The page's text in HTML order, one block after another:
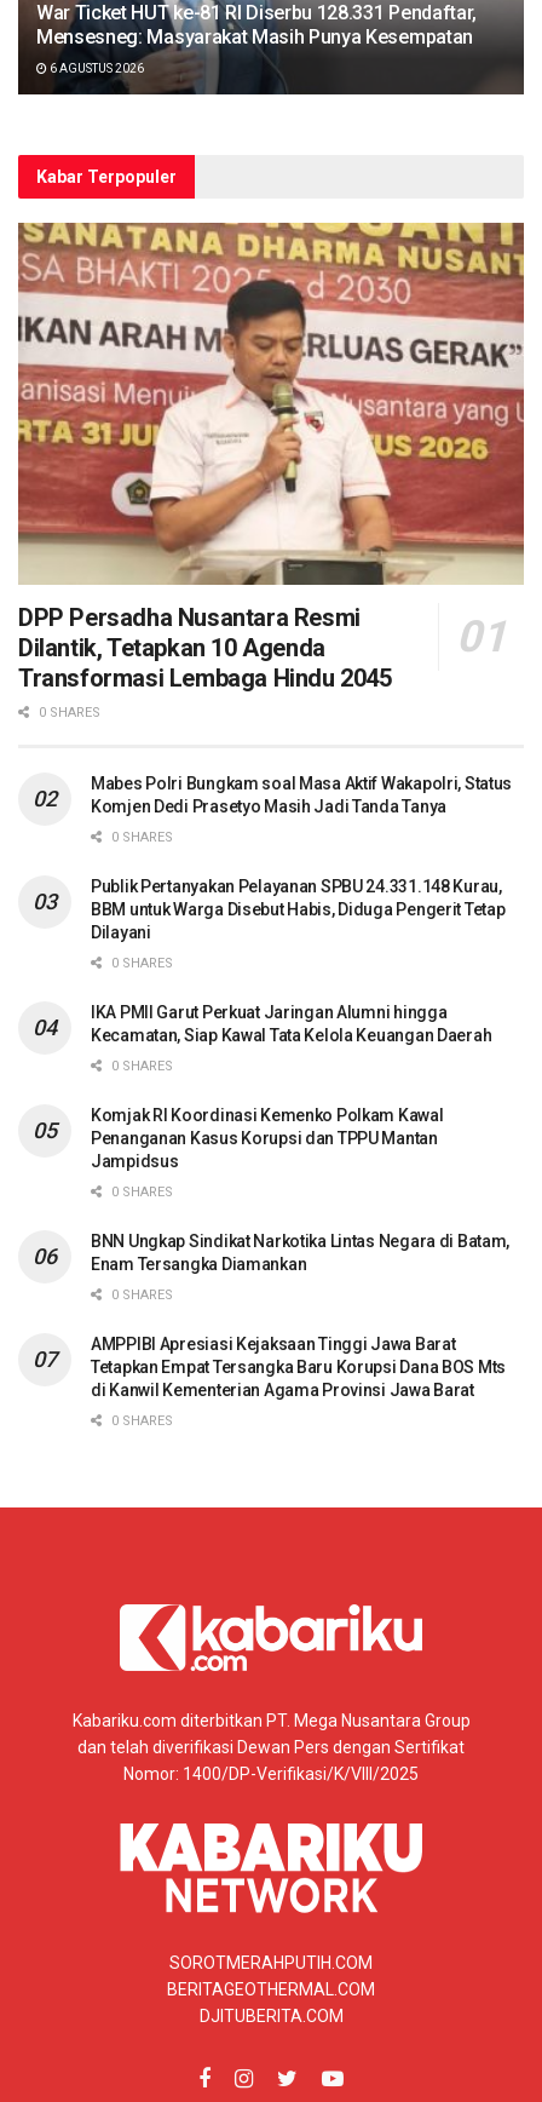
War Ticket HUT ke-81 RI Diserbu 128.331 Pendaftar,
Mensesneg: Masyarakat Masih Punya Kesempatan
6 AGUSTUS 2026
Kabar Terpopuler
DPP Persadha Nusantara Resmi
Dilantik, Tetapkan 10 Agenda
Transformasi Lembaga Hindu 2045
0 SHARES
Mabes Polri Bungkam soal Masa Aktif Wakapolri, Status
Komjen Dedi Prasetyo Masih Jadi Tanda Tanya
0 SHARES
Publik Pertanyakan Pelayanan SPBU 24.331.148 Kurau,
BBM untuk Warga Disebut Habis, Diduga Pengerit Tetap
Dilayani
0 SHARES
IKA PMII Garut Perkuat Jaringan Alumni hingga
Kecamatan, Siap Kawal Tata Kelola Keuangan Daerah
0 SHARES
Komjak RI Koordinasi Kemenko Polkam Kawal
Penanganan Kasus Korupsi dan TPPU Mantan
Jampidsus
0 SHARES
BNN Ungkap Sindikat Narkotika Lintas Negara di Batam,
Enam Tersangka Diamankan
0 SHARES
AMPPIBI Apresiasi Kejaksaan Tinggi Jawa Barat
Tetapkan Empat Tersangka Baru Korupsi Dana BOS Mts
di Kanwil Kementerian Agama Provinsi Jawa Barat
0 SHARES
Kabariku.com diterbitkan PT. Mega Nusantara Group
dan telah diverifikasi Dewan Pers dengan Sertifikat
Nomor: 1400/DP-Verifikasi/K/VIII/2025
SOROTMERAHPUTIH.COM
BERITAGEOTHERMAL.COM
DJITUBERITA.COM